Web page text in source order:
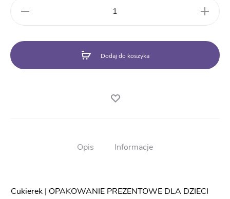
prezentowe
dla
/
Dodaj do koszyka
Opis Informacje
Cukierek | OPAKOWANIE PREZENTOWE DLA DZIECI